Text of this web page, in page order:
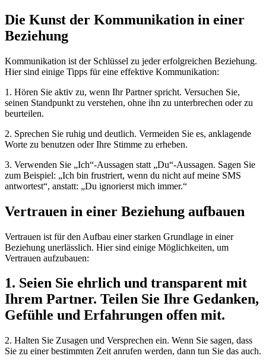
Die Kunst der Kommunikation in einer
Beziehung
Kommunikation ist der Schlüssel zu jeder erfolgreichen Beziehung.
Hier sind einige Tipps für eine effektive Kommunikation:
1. Hören Sie aktiv zu, wenn Ihr Partner spricht. Versuchen Sie,
seinen Standpunkt zu verstehen, ohne ihn zu unterbrechen oder zu
beurteilen.
2. Sprechen Sie ruhig und deutlich. Vermeiden Sie es, anklagende
Worte zu benutzen oder Ihre Stimme zu erheben.
3. Verwenden Sie „Ich“-Aussagen statt „Du“-Aussagen. Sagen Sie
zum Beispiel: „Ich bin frustriert, wenn du nicht auf meine SMS
antwortest“, anstatt: „Du ignorierst mich immer.“
Vertrauen in einer Beziehung aufbauen
Vertrauen ist für den Aufbau einer starken Grundlage in einer
Beziehung unerlässlich. Hier sind einige Möglichkeiten, um
Vertrauen aufzubauen:
1. Seien Sie ehrlich und transparent mit
Ihrem Partner. Teilen Sie Ihre Gedanken,
Gefühle und Erfahrungen offen mit.
2. Halten Sie Zusagen und Versprechen ein. Wenn Sie sagen, dass
Sie zu einer bestimmten Zeit anrufen werden, dann tun Sie das auch.